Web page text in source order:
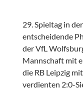
29. Spieltag in
entscheidende
der VfL
Mannschaft mit
die RB Leipzig
verdienten 2:0-